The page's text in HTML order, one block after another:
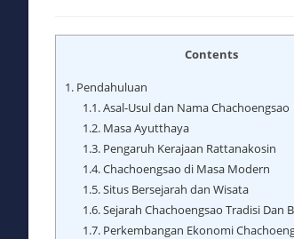
Contents
1. Pendahuluan
1.1.Asal-Usul dan Nama Chachoengsao
1.2.Masa Ayutthaya
1.3.Pengaruh Kerajaan Rattanakosin
1.4.Chachoengsao di Masa Modern
1.5.Situs Bersejarah dan Wisata
1.6.Sejarah Chachoengsao Tradisi Dan
1.7.Perkembangan Ekonomi